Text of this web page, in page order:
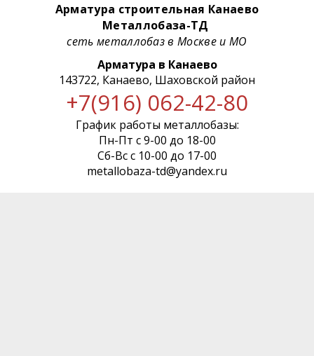
Арматура строительная Канаево
Металлобаза-ТД
сеть металлобаз в Москве и МО
Арматура в Канаево
143722, Канаево, Шаховской район
+7(916) 062-42-80
График работы металлобазы:
Пн-Пт с 9-00 до 18-00
Сб-Вс с 10-00 до 17-00
metallobaza-td@yandex.ru